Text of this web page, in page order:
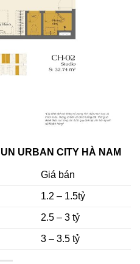
URBAN CITY HÀ NAM
Giá bán
1.2 – 1.5tỷ
2.5 – 3 tỷ
3 – 3.5 tỷ